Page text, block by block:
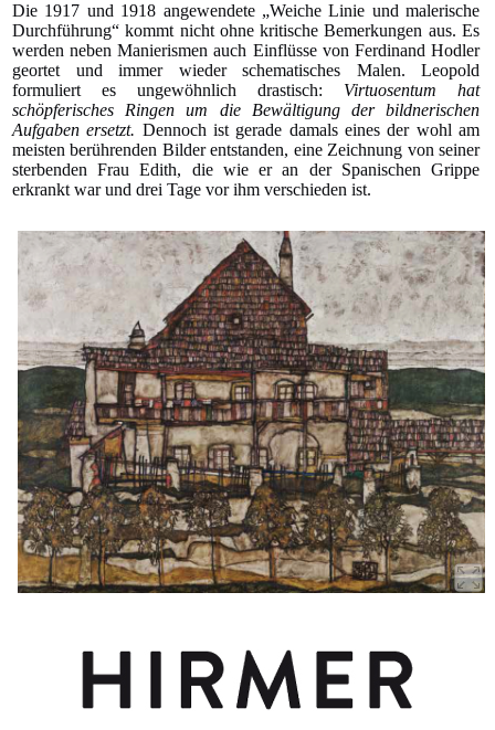
Die 1917 und 1918 angewendete „Weiche Linie und malerische
Durchführung“ kommt nicht ohne kritische Bemerkungen aus. Es
werden neben Manierismen auch Einflüsse von Ferdinand Hodler
geortet und immer wieder schematisches Malen. Leopold
formuliert es ungewöhnlich drastisch: Virtuosentum hat
schöpferisches Ringen um die Bewältigung der bildnerischen
Aufgaben ersetzt. Dennoch ist gerade damals eines der wohl am
meisten berührenden Bilder entstanden, eine Zeichnung von seiner
sterbenden Frau Edith, die wie er an der Spanischen Grippe
erkrankt war und drei Tage vor ihm verschieden ist.